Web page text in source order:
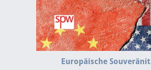
Europäische